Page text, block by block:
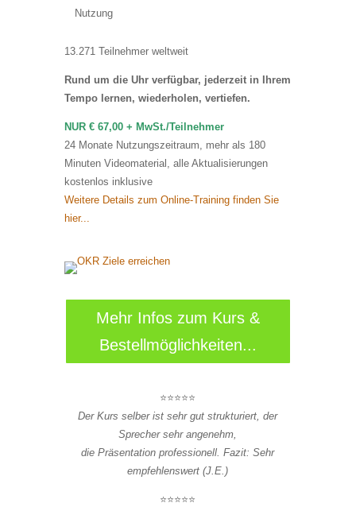
Nutzung
13.271 Teilnehmer weltweit
Rund um die Uhr verfügbar, jederzeit in Ihrem
Tempo lernen, wiederholen, vertiefen.
NUR € 67,00 + MwSt./Teilnehmer
24 Monate Nutzungszeitraum, mehr als 180
Minuten Videomaterial, alle Aktualisierungen
kostenlos inklusive
Weitere Details zum Online-Training finden Sie
hier...
Mehr Infos zum Kurs &
Bestellmöglichkeiten...
⭐⭐⭐⭐⭐
Der Kurs selber ist sehr gut strukturiert, der
Sprecher sehr angenehm,
die Präsentation professionell. Fazit: Sehr
empfehlenswert (J.E.)
⭐⭐⭐⭐⭐